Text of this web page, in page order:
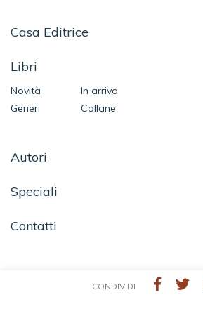
CONDIVIDI
Casa Editrice
Libri
Novità
In arrivo
Generi
Collane
Autori
Speciali
Contatti
SEGUICI SU